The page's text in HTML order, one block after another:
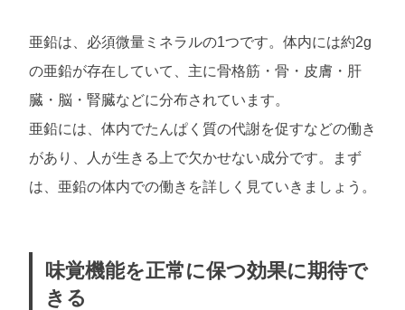
亜鉛は、必須微量ミネラルの1つです。体内には約2g
の亜鉛が存在していて、主に骨格筋・骨・皮膚・肝
臓・脳・腎臓などに分布されています。
亜鉛には、体内でたんぱく質の代謝を促すなどの働き
があり、人が生きる上で欠かせない成分です。まず
は、亜鉛の体内での働きを詳しく見ていきましょう。
味覚機能を正常に保つ効果に期待で
きる